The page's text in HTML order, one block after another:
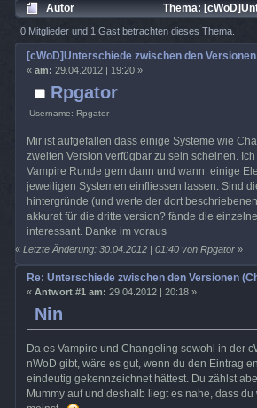
Autor
Thema:
den Versionen (Changeling, Mummy, Wrath
0 Mitglieder und 1 Gast betrachten dieses Thema.
Rpgator
Username: Rpgator
[cWoD]Unterschiede zwischen den
« am: 29.04.2012 | 19:20 »
Mir ist aufgefallen dass einige Systeme wie
zweiten Version verfügbar zu sein scheinen.
Vampire Runde gern dann und wann einige
jeweiligen Systemen einfliessen lassen. Sind
hintergründe (und werte der dort
akkurat für die dritte version? fände die
interessant. Danke im voraus
«Letzte Änderung: 30.04.2012 | 01:40 von Rpgator »
Nin
Re: Unterschiede zwischen den Versionen
« Antwort #1 am: 29.04.2012 | 20:18 »
Da es Vampire und Changeling sowohl in der
nWoD gibt, wäre es gut, wenn du den Eintrag
eindeutig gekennzeichnet hättest. Du zählst
Mummy auf und deshalb liegt es nahe, dass du